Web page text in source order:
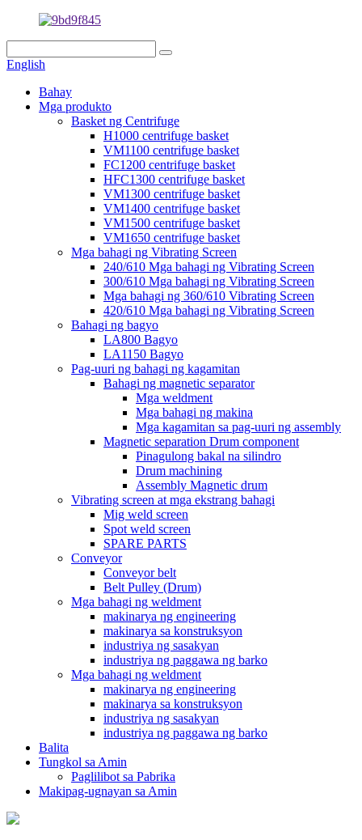
English
Bahay
Mga produkto
Basket ng Centrifuge
H1000 centrifuge basket
VM1100 centrifuge basket
FC1200 centrifuge basket
HFC1300 centrifuge basket
VM1300 centrifuge basket
VM1400 centrifuge basket
VM1500 centrifuge basket
VM1650 centrifuge basket
Mga bahagi ng Vibrating Screen
240/610 Mga bahagi ng Vibrating Screen
300/610 Mga bahagi ng Vibrating Screen
Mga bahagi ng 360/610 Vibrating Screen
420/610 Mga bahagi ng Vibrating Screen
Bahagi ng bagyo
LA800 Bagyo
LA1150 Bagyo
Pag-uuri ng bahagi ng kagamitan
Bahagi ng magnetic separator
Mga weldment
Mga bahagi ng makina
Mga kagamitan sa pag-uuri ng assembly
Magnetic separation Drum component
Pinagulong bakal na silindro
Drum machining
Assembly Magnetic drum
Vibrating screen at mga ekstrang bahagi
Mig weld screen
Spot weld screen
SPARE PARTS
Conveyor
Conveyor belt
Belt Pulley (Drum)
Mga bahagi ng weldment
makinarya ng engineering
makinarya sa konstruksyon
industriya ng sasakyan
industriya ng paggawa ng barko
Mga bahagi ng weldment
makinarya ng engineering
makinarya sa konstruksyon
industriya ng sasakyan
industriya ng paggawa ng barko
Balita
Tungkol sa Amin
Paglilibot sa Pabrika
Makipag-ugnayan sa Amin